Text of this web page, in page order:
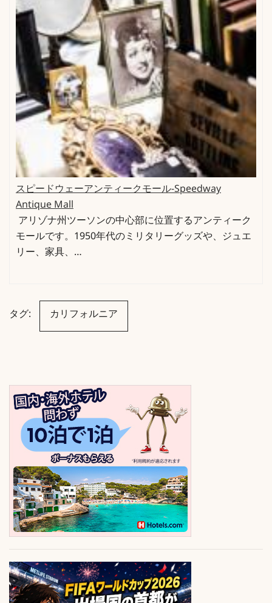
スピードウェーアンティークモール-Speedway
Antique Mall
アリゾナ州ツーソンの中心部に位置するアンティーク
モールです。1950年代のミリタリーグッズや、ジュエ
リー、家具、…
タグ: カリフォルニア